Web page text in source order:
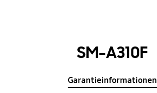
SM-A310F
Garantieinformationen